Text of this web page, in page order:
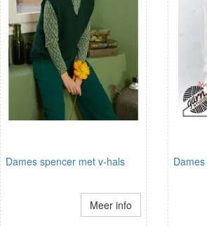
Dames spencer met v-hals
Meer info